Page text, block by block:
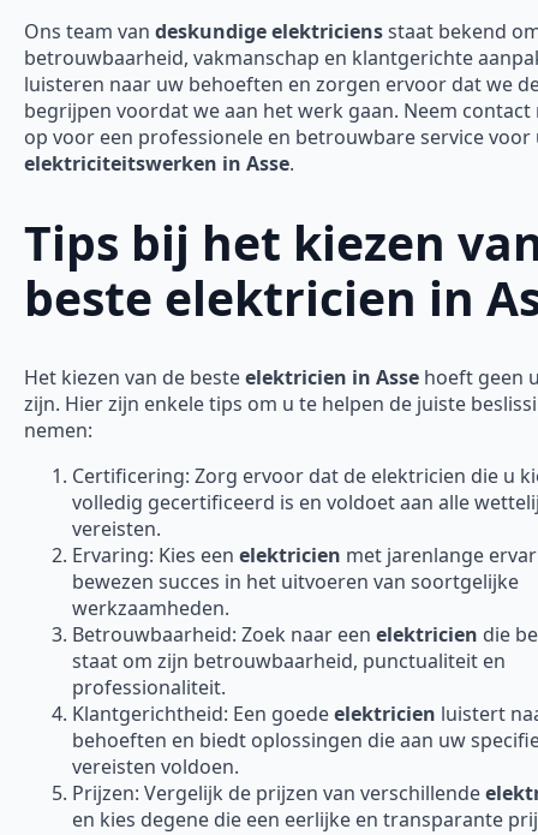
Ons team van deskundige elektriciensstaat bekend
betrouwbaarheid, vakmanschap en klantgerichte
luisteren naar uw behoeften en zorgen ervoor dat we
begrijpen voordat we aan het werk gaan. Neem contact
op voor een professionele en betrouwbare service voor
elektriciteitswerken in Asse.
Tips bij het kiezen
beste elektricien in
Het kiezen van de besteelektricien in Asse hoeft geen
zijn. Hier zijn enkele tips om u te helpen de juiste
nemen:
Certificering: Zorg ervoor dat de elektricien die u
volledig gecertificeerd is en voldoet aan alle
vereisten.
Ervaring: Kies een elektricien met jarenlange
bewezen succes in het uitvoeren van soortgelijke
werkzaamheden.
Betrouwbaarheid: Zoek naar een elektricien die
staat om zijn betrouwbaarheid, punctualiteit en
professionaliteit.
Klantgerichtheid: Een goedeelektricien luistert
behoeften en biedt oplossingen die aan uw
vereisten voldoen.
Prijzen: Vergelijk de prijzen van verschillende
en kies degene die een eerlijke en transparante